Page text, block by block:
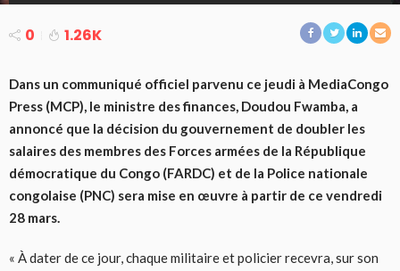
0 1.26K
Dans un communiqué officiel parvenu ce jeudi à MediaCongo
Press (MCP), le ministre des finances, Doudou Fwamba, a
annoncé que la décision du gouvernement de doubler les
salaires des membres des Forces armées de la République
démocratique du Congo (FARDC) et de la Police nationale
congolaise (PNC) sera mise en œuvre à partir de ce vendredi
28 mars.
« À dater de ce jour, chaque militaire et policier recevra, sur son